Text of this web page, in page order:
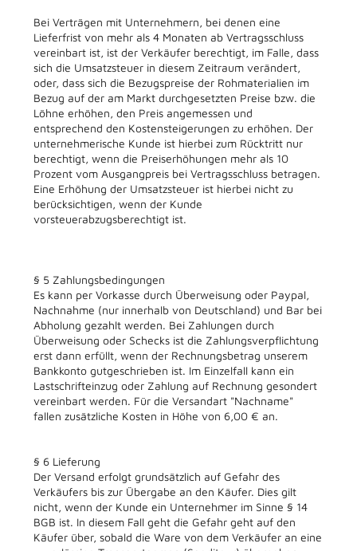
Bei Verträgen mit Unternehmern, bei denen eine
Lieferfrist von mehr als 4 Monaten ab Vertragsschluss
vereinbart ist, ist der Verkäufer berechtigt, im Falle, dass
sich die Umsatzsteuer in diesem Zeitraum verändert,
oder, dass sich die Bezugspreise der Rohmaterialien im
Bezug auf der am Markt durchgesetzten Preise bzw. die
Löhne erhöhen, den Preis angemessen und
entsprechend den Kostensteigerungen zu erhöhen. Der
unternehmerische Kunde ist hierbei zum Rücktritt nur
berechtigt, wenn die Preiserhöhungen mehr als 10
Prozent vom Ausgangpreis bei Vertragsschluss betragen.
Eine Erhöhung der Umsatzsteuer ist hierbei nicht zu
berücksichtigen, wenn der Kunde
vorsteuerabzugsberechtigt ist.
§ 5 Zahlungsbedingungen
Es kann per Vorkasse durch Überweisung oder Paypal,
Nachnahme (nur innerhalb von Deutschland) und Bar bei
Abholung gezahlt werden. Bei Zahlungen durch
Überweisung oder Schecks ist die Zahlungsverpflichtung
erst dann erfüllt, wenn der Rechnungsbetrag unserem
Bankkonto gutgeschrieben ist. Im Einzelfall kann ein
Lastschrifteinzug oder Zahlung auf Rechnung gesondert
vereinbart werden. Für die Versandart "Nachname"
fallen zusätzliche Kosten in Höhe von 6,00 € an.
§ 6 Lieferung
Der Versand erfolgt grundsätzlich auf Gefahr des
Verkäufers bis zur Übergabe an den Käufer. Dies gilt
nicht, wenn der Kunde ein Unternehmer im Sinne § 14
BGB ist. In diesem Fall geht die Gefahr geht auf den
Käufer über, sobald die Ware von dem Verkäufer an eine